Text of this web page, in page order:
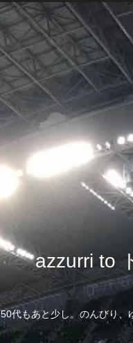
azzurri to
50代もあと少し。のんびり、